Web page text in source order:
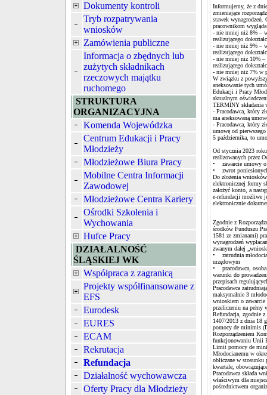
Dokumenty kontroli
Tryb rozpatrywania
wniosków
Zamówienia publiczne
Informacja o zbędnych lub
zużytych składnikach
rzeczowych majątku
ruchomego
STRUKTURA
ORGANIZACYJNA
Komenda Wojewódzka
Centrum Edukacji i Pracy
Młodzieży
Młodzieżowe Biura Pracy
Mobilne Centra Informacji
Zawodowej
Młodzieżowe Centra Kariery
Ośrodki Szkolenia i
Wychowania
Hufce Pracy
DZIAŁALNOŚĆ
ŚLĄSKIEJ WK
Współpraca z zagranicą
Projekty współfinansowane z
EFS
Eurodesk
EURES
ECAM
Rekrutacja
Refundacja
Działalność wychowawcza
Oferty Pracy dla Młodzieży
Informujemy, że z
zmieniające
stawek wynagrodzeń.
pracownikom
- nie mniej niż 8% –
realizującego
- nie mniej niż 9% –
realizującego
- nie mniej niż 10% –
realizującego
- nie mniej niż 7% w
W związku z
aneksowanie tych
Edukacji i Pracy
aktualnym
TERMINY składania
- Pracodawca, który
ma aneksowaną
- Pracodawca, który
umowę od
5 października, to
Od stycznia 2023
realizowanych przez
• zawarcie umowy o
• zwrot poniesionych
Do złożenia
elektronicznej formy
założyć konto, a
e-refundacji możliwe
elektronicznie
Zgodnie z
środków Funduszu
1581 ze zmianami)
wynagrodzeń
zwanym dalej
• zatrudnia
urzędowym
• pracodawca, osoba
warunki do
przepisach
Pracodawca
maksymalnie 3
wnioskiem o
przeliczeniu na pełny
Refundacja, zgodnie
1407/2013 z dnia 18
pomocy de minimis
Rozporządzeniem
funkcjonowaniu Unii
Limit pomocy de
Młodocianemu w
obliczane w stosunku
kwartale,
Pracodawca składa
właściwym dla
pośrednictwem